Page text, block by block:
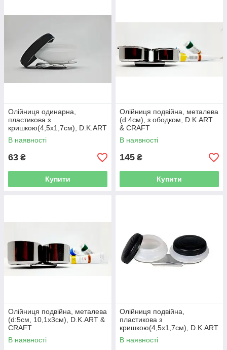
Олійниця одинарна,
пластикова з
кришкою(4,5х1,7см), D.K.ART
& CRAFT
В наявності
63 ₴
Купити
Олійниця подвійна, металева
(d:4см), з ободком, D.K.ART
& CRAFT
В наявності
145 ₴
Купити
Олійниця подвійна, металева
(d:5см, 10,1х3см), D.K.ART &
CRAFT
В наявності
Олійниця подвійна,
пластикова з
кришкою(4,5х1,7см), D.K.ART
& CRAFT
В наявності